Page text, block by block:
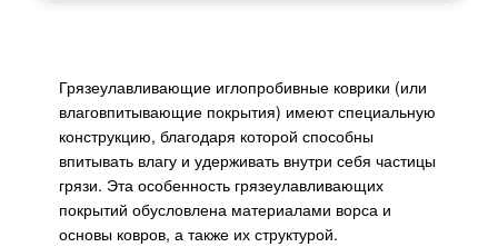
Грязеулавливающие иглопробивные коврики (или
влаговпитывающие покрытия) имеют специальную
конструкцию, благодаря которой способны
впитывать влагу и удерживать внутри себя частицы
грязи. Эта особенность грязеулавливающих
покрытий обусловлена материалами ворса и
основы ковров, а также их структурой.